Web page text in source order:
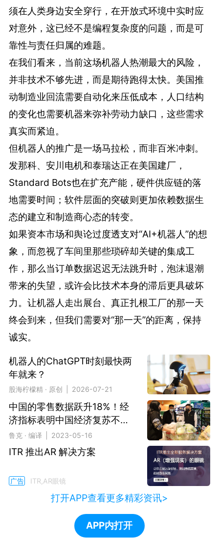
须在人类身边安全穿行，在开放式环境中实时应
对意外，这已经不是编程复杂度的问题，而是可
靠性与责任归属的难题。
在我们看来，当前这场机器人热潮最大的风险，
并非技术不够先进，而是期待跑得太快。美国推
动制造业回流需要自动化来压低成本，人口结构
的变化也需要机器来弥补劳动力缺口，这些需求
真实而紧迫。
但机器人的推广是一场马拉松，而非百米冲刺。
发那科、安川电机和泰瑞达正在美国建厂，
Standard Bots也在扩充产能，硬件供应链的落
地需要时间；软件层面的突破则更加依赖数据生
态的建立和制造商心态的转变。
如果资本市场和舆论过度透支对“AI+机器人”的想
象，而忽视了车间里那些琐碎却关键的集成工
作，那么当订单数据迟迟无法跳升时，泡沫退潮
带来的失望，或许会比技术本身的滞后更具破坏
力。让机器人走出展台、真正扎根工厂的那一天
终会到来，但我们需要对“那一天”的距离，保持
诚实。
机器人的ChatGPT时刻最快两
年就来？
股海柠檬精 · 原创 | 2026-07-21
中国的零售数据跃升18%！经
济指标表明中国经济复苏不均
衡
鲁克 · 编译 | 2023-05-16
ITR 推出AR 解决方案
广告 ITR,AR眼镜
打开APP查看更多精彩资讯>
APP内打开